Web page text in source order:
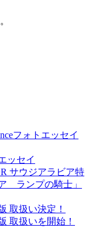
フォトエッセイ
ッセイ
サウジアラビア特
ランプの騎士」
取扱い決定！
取扱いを開始！